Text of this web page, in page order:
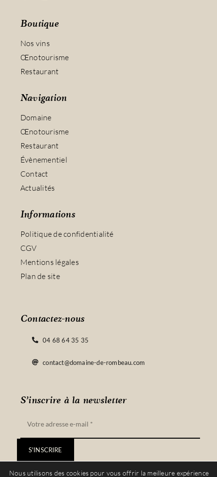
Boutique
Nos vins
Œnotourisme
Restaurant
Navigation
Domaine
Œnotourisme
Restaurant
Évènementiel
Contact
Actualités
Informations
Politique de confidentialité
CGV
Mentions légales
Plan de site
S’inscrire à la newsletter
S'INSCRIRE
Contactez-nous
04 68 64 35 35
contact@domaine-de-rombeau.com
Nous utilisons des cookies pour vous offrir la meilleure expérience